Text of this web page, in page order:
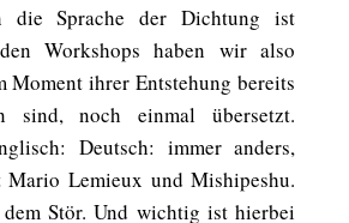
die Sprache der Dichtung ist
Workshops haben wir also
Moment ihrer Entstehung bereits
sind, noch einmal übersetzt.
Deutsch: immer anders,
Lemieux und Mishipeshu.
Stör. Und wichtig ist hierbei